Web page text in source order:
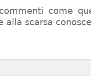
come
alla scarsa